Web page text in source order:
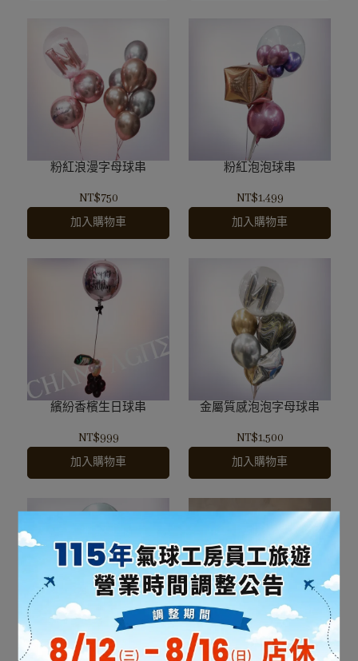
粉紅浪漫字母球串
NT$750
加入購物車
粉紅泡泡球串
NT$1,499
加入購物車
繽紛香檳生日球串
NT$999
加入購物車
金屬質感泡泡字母球串
NT$1,500
加入購物車
圓點點生日快樂球串 經典黑銀生日球串